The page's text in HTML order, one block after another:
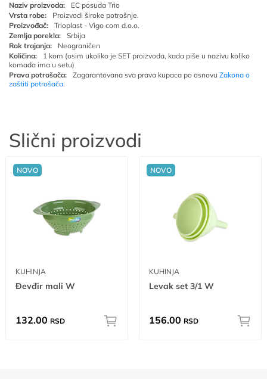
Naziv proizvoda:
EC posuda Trio
Vrsta robe:
Proizvodi široke potrošnje.
Proizvođač:
Trioplast - Vigo com d.o.o.
Zemlja porekla:
Srbija
Rok trajanja:
Neograničen
Količina:
1 kom (osim ukoliko je SET proizvoda, kada piše u nazivu koliko
komada ima u setu)
Prava potrošača:
Zagarantovana sva prava kupaca po osnovu Zakona o
zaštiti potrošača.
Slični proizvodi
NOVO
KUHINJA
Đevđir mali W
132.00 RSD
NOVO
KUHINJA
Levak set 3/1 W
156.00 RSD